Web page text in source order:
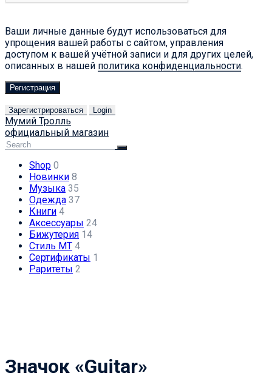
Ваши личные данные будут использоваться для
упрощения вашей работы с сайтом, управления
доступом к вашей учётной записи и для других целей,
описанных в нашей политика конфиденциальности.
Регистрация
Зарегистрироваться Login
Мумий Тролль
официальный магазин
Shop 0
Новинки 8
Музыка 35
Одежда 37
Книги 4
Аксессуары 24
Бижутерия 14
Стиль МТ 4
Сертификаты 1
Раритеты 2
Значок «Guitar»